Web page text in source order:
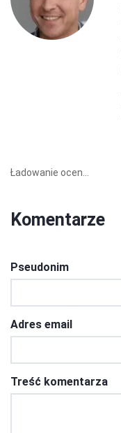
Ładowanie ocen...
Komentarze
Pseudonim
Adres email
Treść komentarza